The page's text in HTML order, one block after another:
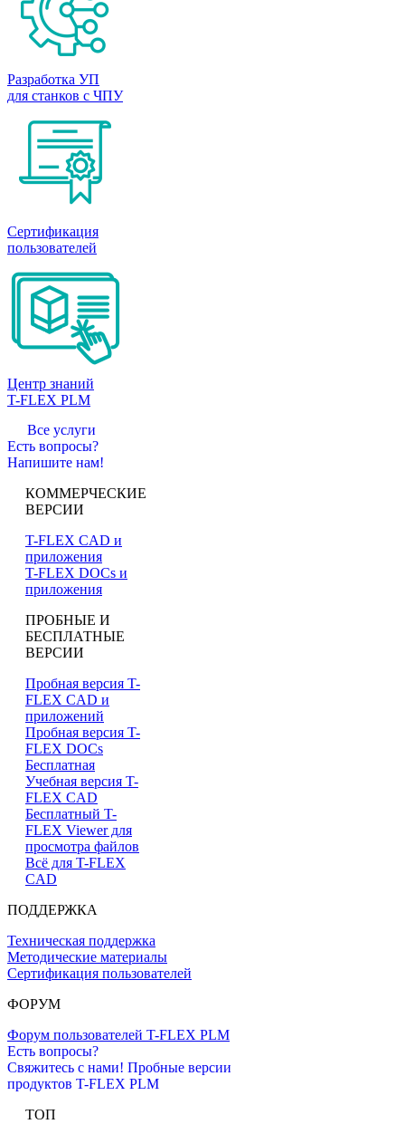
Разработка УП
для станков с ЧПУ
Сертификация
пользователей
Центр знаний
T-FLEX PLM
Все услуги
Есть вопросы?
Напишите нам!
КОММЕРЧЕСКИЕ
ВЕРСИИ
T-FLEX CAD и
приложения
T-FLEX DOCs и
приложения
ПРОБНЫЕ И
БЕСПЛАТНЫЕ
ВЕРСИИ
Пробная версия T-
FLEX CAD и
приложений
Пробная версия T-
FLEX DOCs
Бесплатная
Учебная версия T-
FLEX CAD
Бесплатный T-
FLEX Viewer для
просмотра файлов
Всё для T-FLEX
CAD
ПОДДЕРЖКА
Техническая поддержка
Методические материалы
Сертификация пользователей
ФОРУМ
Форум пользователей T-FLEX PLM
Есть вопросы?
Свяжитесь с нами! Пробные версии
продуктов T-FLEX PLM
ТОП